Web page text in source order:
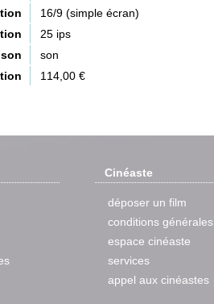
16/9 (simple écran)
25 ips
son
son
114,00 €
Cinéaste
déposer un film
conditions générales
espace cinéaste
services
appel aux cinéastes